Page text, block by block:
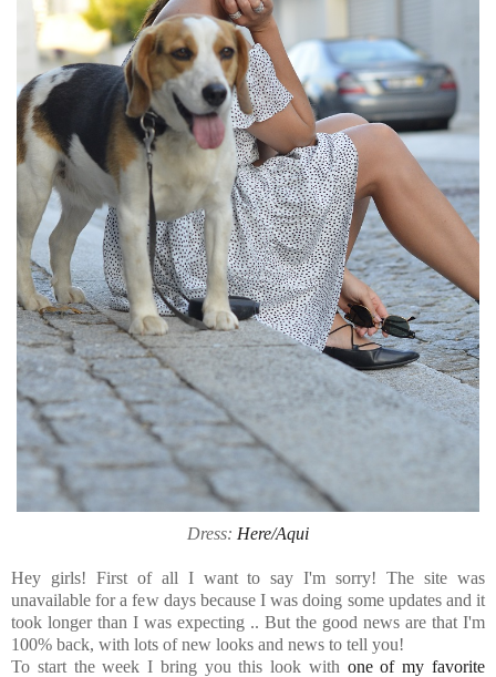
Dress: Here/Aqui
Hey girls! First of all I want to say I'm sorry! The site was
unavailable for a few days because I was doing some updates and it
took longer than I was expecting .. But the good news are that I'm
100% back, with lots of new looks and news to tell you!
To start the week I bring you this look with one of my favorite